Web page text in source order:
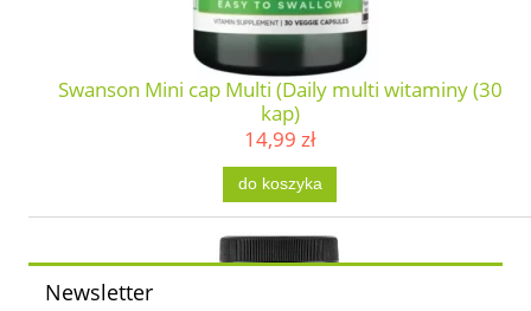
Swanson Mini cap Multi (Daily multi witaminy (30
kap)
14,99 zł
do koszyka
Newsletter